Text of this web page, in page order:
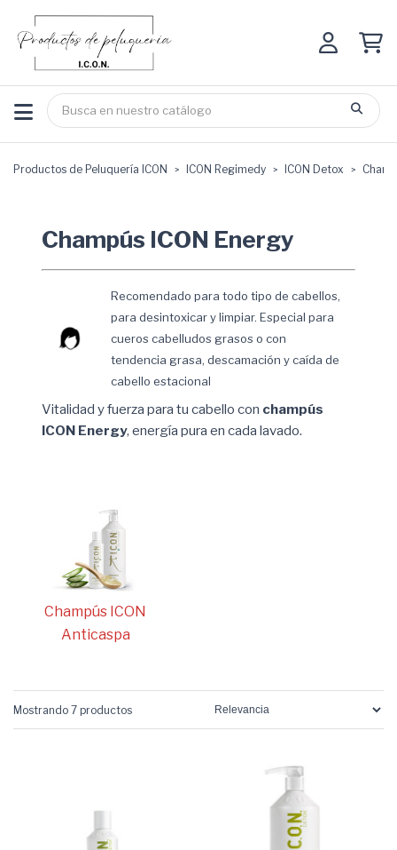
Productos de Peluquería ICON ICON Regimedy ICON Detox
Champús ICON Energy
Recomendado para todo tipo de cabellos,
para desintoxicar y limpiar. Especial para
cueros cabelludos grasos o con
tendencia grasa, descamación y caída de
cabello estacional
Vitalidad y fuerza para tu cabello con champús
ICON Energy, energía pura en cada lavado.
Champús ICON
Anticaspa
Mostrando 7 productos